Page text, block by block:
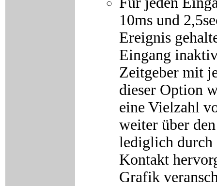
10ms und
Ereignis
Eingang
Zeitgeber mit
dieser Option
eine Vielzahl
weiter über
lediglich durch
Kontakt
Grafik